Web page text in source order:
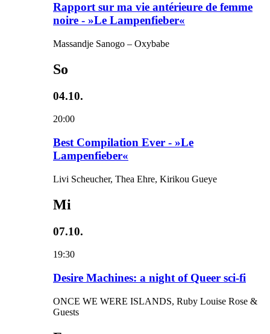
Rapport sur ma vie antérieure de femme
noire - »Le Lampenfieber«
Massandje Sanogo – Oxybabe
So
04.10.
20:00
Best Compilation Ever - »Le
Lampenfieber«
Livi Scheucher, Thea Ehre, Kirikou Gueye
Mi
07.10.
19:30
Desire Machines: a night of Queer sci-fi
ONCE WE WERE ISLANDS, Ruby Louise Rose &
Guests